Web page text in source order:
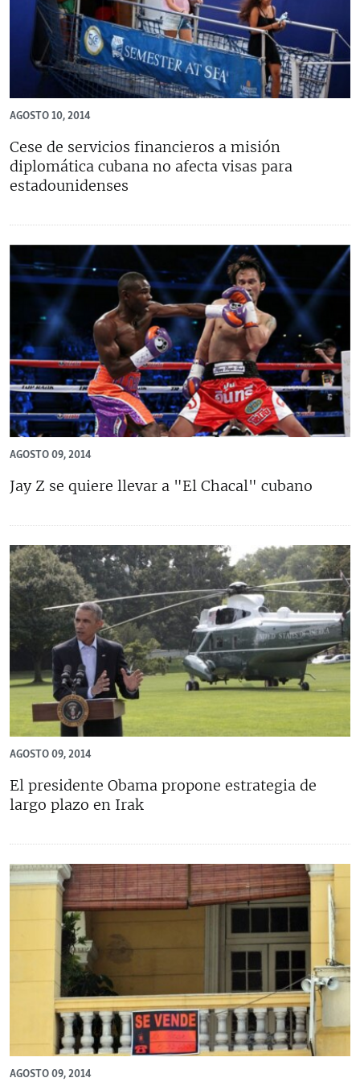
AGOSTO 10, 2014
Cese de servicios financieros a misión
diplomática cubana no afecta visas para
estadounidenses
AGOSTO 09, 2014
Jay Z se quiere llevar a "El Chacal" cubano
AGOSTO 09, 2014
El presidente Obama propone estrategia de
largo plazo en Irak
AGOSTO 09, 2014